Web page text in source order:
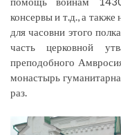
консервы и т.д., а также
для часовни этого
часть церковной
преподобного
монастырь
раз.